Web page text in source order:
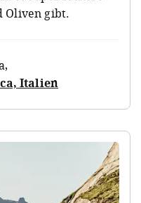
Oliven gibt.
,
Italien